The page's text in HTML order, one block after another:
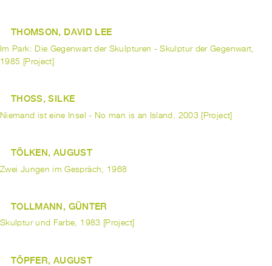
THOMSON, DAVID LEE
Im Park: Die Gegenwart der Skulpturen - Skulptur der Gegenwart,
1985 [Project]
THOSS, SILKE
Niemand ist eine Insel - No man is an Island, 2003 [Project]
TÖLKEN, AUGUST
Zwei Jungen im Gespräch, 1968
TOLLMANN, GÜNTER
Skulptur und Farbe, 1983 [Project]
TÖPFER, AUGUST